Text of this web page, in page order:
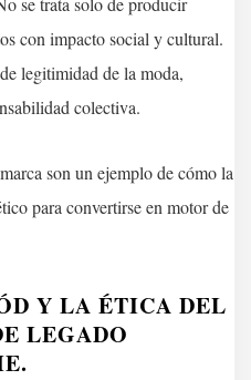
con impacto social y cultural.
legitimidad de la moda,
colectiva.
son un ejemplo de cómo la
para convertirse en motor de
Y LA ÉTICA DEL
LEGADO